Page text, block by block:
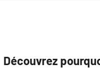
Découvrez